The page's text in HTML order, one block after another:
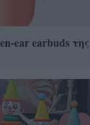
ear earbuds